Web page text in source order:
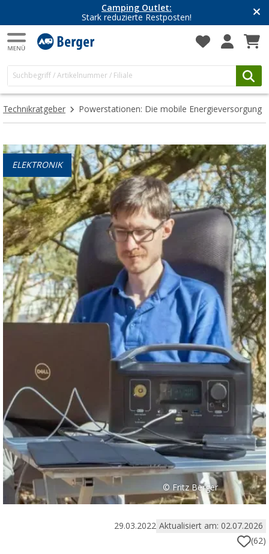
Camping Outlet:
Stark reduzierte Restposten!
Technikratgeber Powerstationen: Die mobile Energieversorgung
ELEKTRONIK
© Fritz Berger
29.03.2022 Aktualisiert am: 02.07.2026
(62)